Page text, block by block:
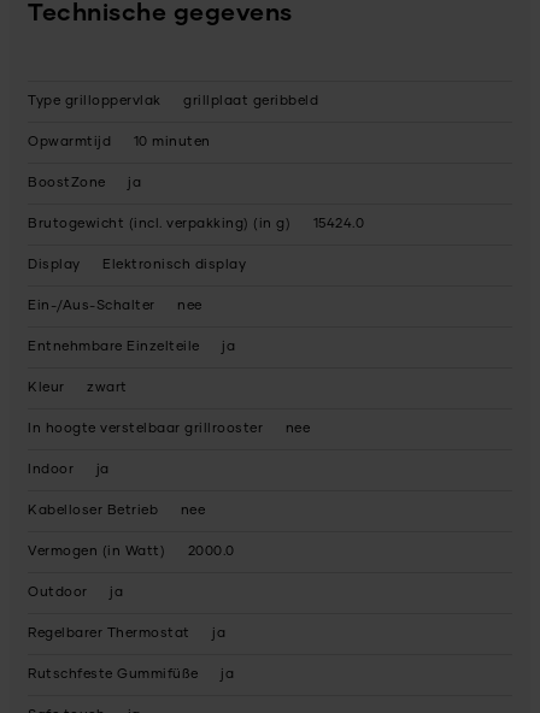
Technische gegevens
Type grilloppervlak grillplaat geribbeld
Opwarmtijd 10 minuten
BoostZone ja
Brutogewicht (incl. verpakking) (in g) 15424.0
Display Elektronisch display
Ein-/Aus-Schalter nee
Entnehmbare Einzelteile ja
Kleur zwart
In hoogte verstelbaar grillrooster nee
Indoor ja
Kabelloser Betrieb nee
Vermogen (in Watt) 2000.0
Outdoor ja
Regelbarer Thermostat ja
Rutschfeste Gummifüße ja